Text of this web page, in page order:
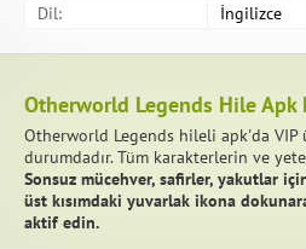
Dil:
İngilizce
Otherworld Legends Hile Apk
Otherworld Legends hileli apk'da VIP
durumdadır. Tüm karakterlerin ve
Sonsuz mücehver, safirler, yakutlar
üst kısımdaki yuvarlak ikona
aktif edin.